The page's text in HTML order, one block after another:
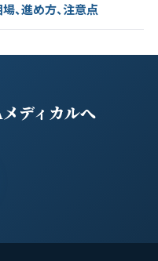
、進め方、注意点
ディカルへ